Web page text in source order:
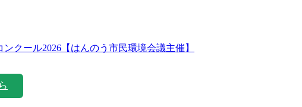
クール2026【はんのう市民環境会議主催】